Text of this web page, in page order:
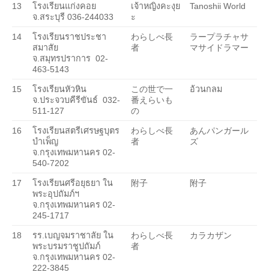
13
โรงเรียนแก่งคอย
จ.สระบุรี 036-244033
เจ้าหญิงคะงุย
ะ
Tanoshii World
14
โรงเรียนราชประชา
สมาสัย
จ.สมุทรปราการ 02-
463-5143
わらしべ長
者
ラープラチャサ
マサイドラマー
15
โรงเรียนหัวหิน
จ.ประจวบคีรีขันธ์ 032-
511-127
この世で一
番えらいも
の
อ้วนกลม
16
โรงเรียนสตรีเศรษฐบุตร
บำเพ็ญ
จ.กรุงเทพมหานคร 02-
540-7202
わらしべ長
者
あんパンガール
ズ
17
โรงเรียนศรีอยุธยา ใน
พระอุปถัมภ์ฯ
จ.กรุงเทพมหานคร 02-
245-1717
附子 附子
18
รร.เบญจมราชาลัย ใน
พระบรมราชูปถัมภ์
จ.กรุงเทพมหานคร 02-
222-3845
わらしべ長
者
カラカザン